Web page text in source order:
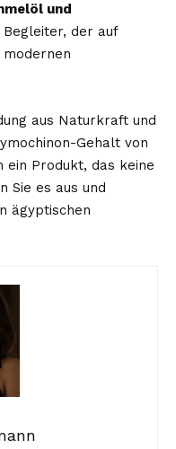
und
der auf
aus Naturkraft und
Gehalt von
ein Produkt, das keine
Sie es aus und
ägyptischen